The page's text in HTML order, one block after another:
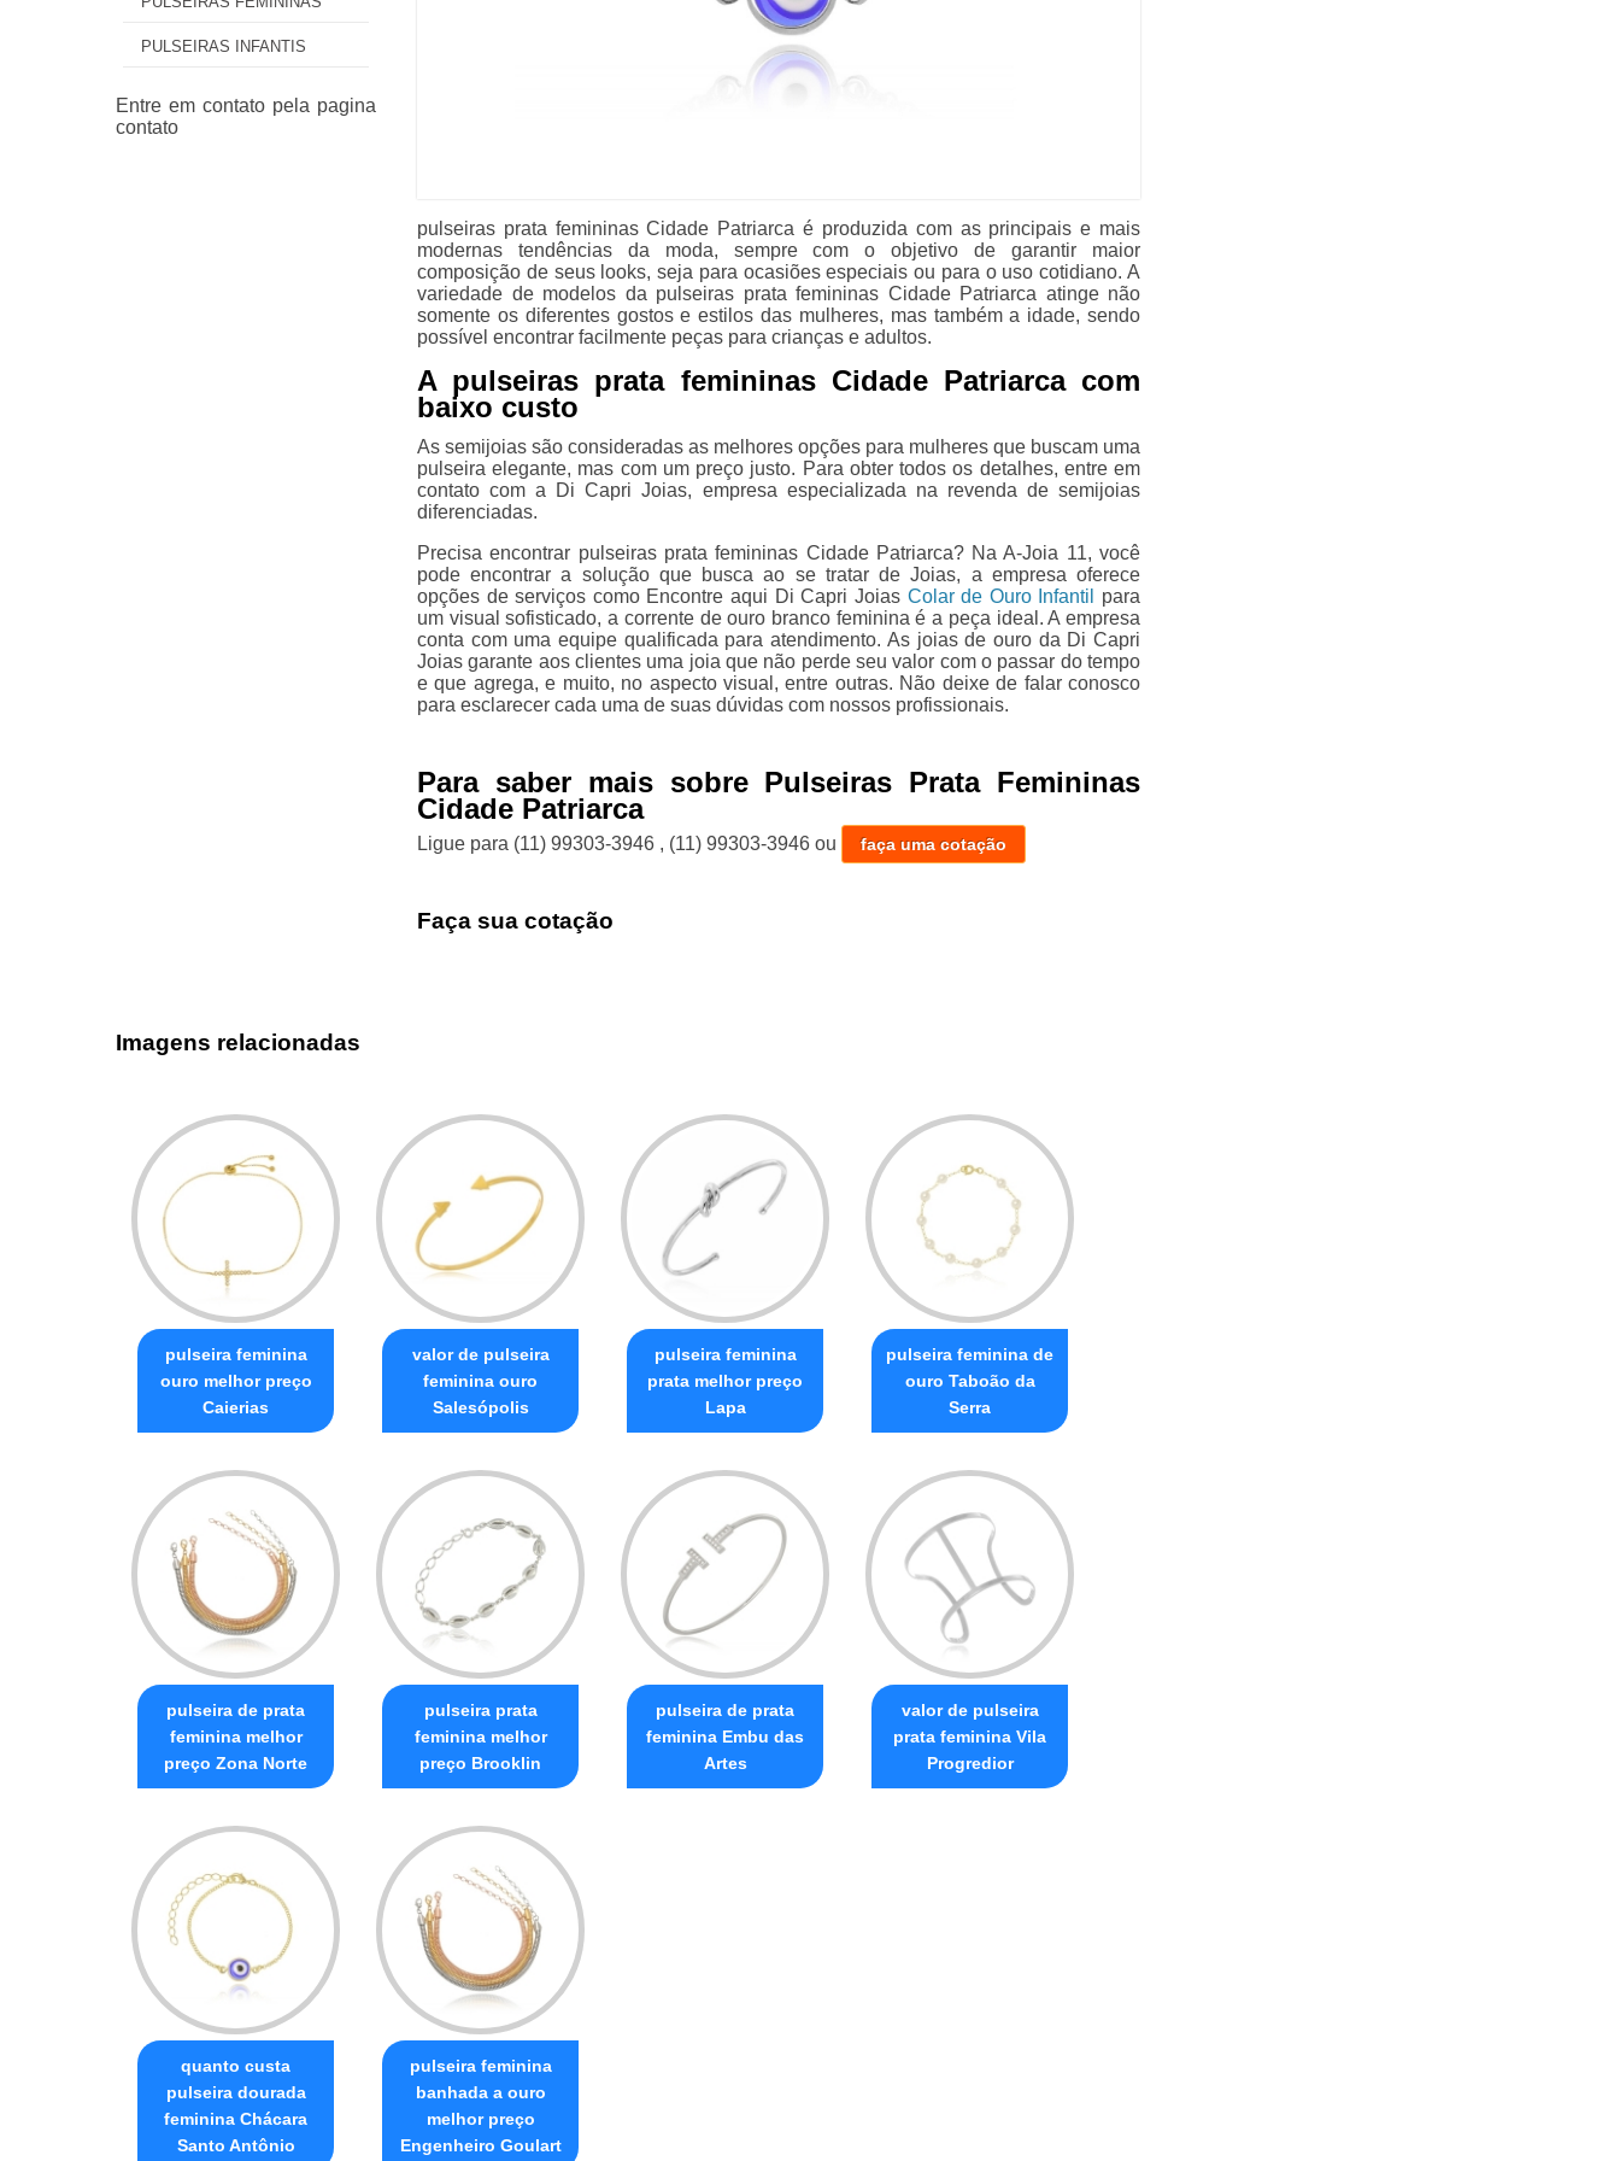
PULSEIRAS INFANTIS
pulseiras prata femininas Cidade Patriarca é produzida com as principais e mais
modernas tendências da moda, sempre com o objetivo de garantir maior
composição de seus looks, seja para ocasiões especiais ou para o uso cotidiano. A
variedade de modelos da pulseiras prata femininas Cidade Patriarca atinge não
somente os diferentes gostos e estilos das mulheres, mas também a idade, sendo
possível encontrar facilmente peças para crianças e adultos.
A pulseiras prata femininas Cidade Patriarca com
baixo custo
As semijoias são consideradas as melhores opções para mulheres que buscam uma
pulseira elegante, mas com um preço justo. Para obter todos os detalhes, entre em
contato com a Di Capri Joias, empresa especializada na revenda de semijoias
diferenciadas.
Precisa encontrar pulseiras prata femininas Cidade Patriarca? Na A-Joia 11, você
pode encontrar a solução que busca ao se tratar de Joias, a empresa oferece
opções de serviços como Encontre aqui Di Capri Joias Colar de Ouro Infantil
para
um visual sofisticado, a corrente de ouro branco feminina é a peça ideal. A empresa
conta com uma equipe qualificada para atendimento. As joias de ouro da Di Capri
Joias garante aos clientes uma joia que não perde seu valor com o passar do tempo
e que agrega, e muito, no aspecto visual, entre outras. Não deixe de falar conosco
para esclarecer cada uma de suas dúvidas com nossos profissionais.
Para saber mais sobre Pulseiras Prata Femininas
Cidade Patriarca
Ligue para (11) 99303-3946 , (11) 99303-3946 ou faça uma cotação
Faça sua cotação
Imagens relacionadas
pulseira feminina
ouro melhor preço
Caierias
valor de pulseira
feminina ouro
Salesópolis
pulseira feminina
prata melhor preço
Lapa
pulseira feminina de
ouro Taboão da
Serra
pulseira de prata
feminina melhor
preço Zona Norte
pulseira prata
feminina melhor
preço Brooklin
pulseira de prata
feminina Embu das
Artes
valor de pulseira
prata feminina Vila
Progredior
quanto custa
pulseira dourada
feminina Chácara
Santo Antônio
pulseira feminina
banhada a ouro
melhor preço
Engenheiro Goulart